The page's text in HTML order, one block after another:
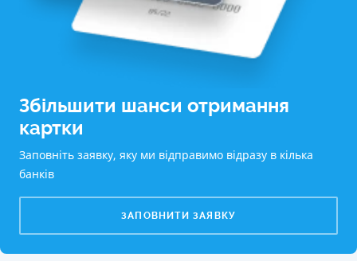
Збільшити шанси отримання
картки
Заповніть заявку, яку ми відправимо відразу в кілька
банків
ЗАПОВНИТИ ЗАЯВКУ